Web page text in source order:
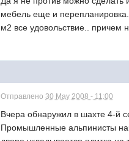
мебель еще и
м2 все удовольствие.. причем
Отправлено30 May 2008 - 11:00
Вчера обнаружил в шахте 4-й
Промышленные альпинисты